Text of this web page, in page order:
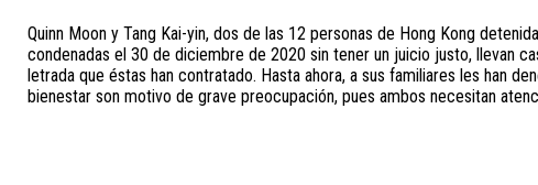
Quinn Moon y Tang Kai-yin, dos de las 12 personas de Hong Kong
condenadas el 30 de diciembre de 2020 sin tener un juicio justo, llevan
letrada que éstas han contratado. Hasta ahora, a sus familiares les han
bienestar son motivo de grave preocupación, pues ambos necesitan